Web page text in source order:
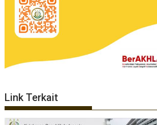
Link Terkait